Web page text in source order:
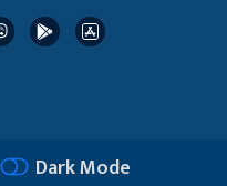
Dark Mode